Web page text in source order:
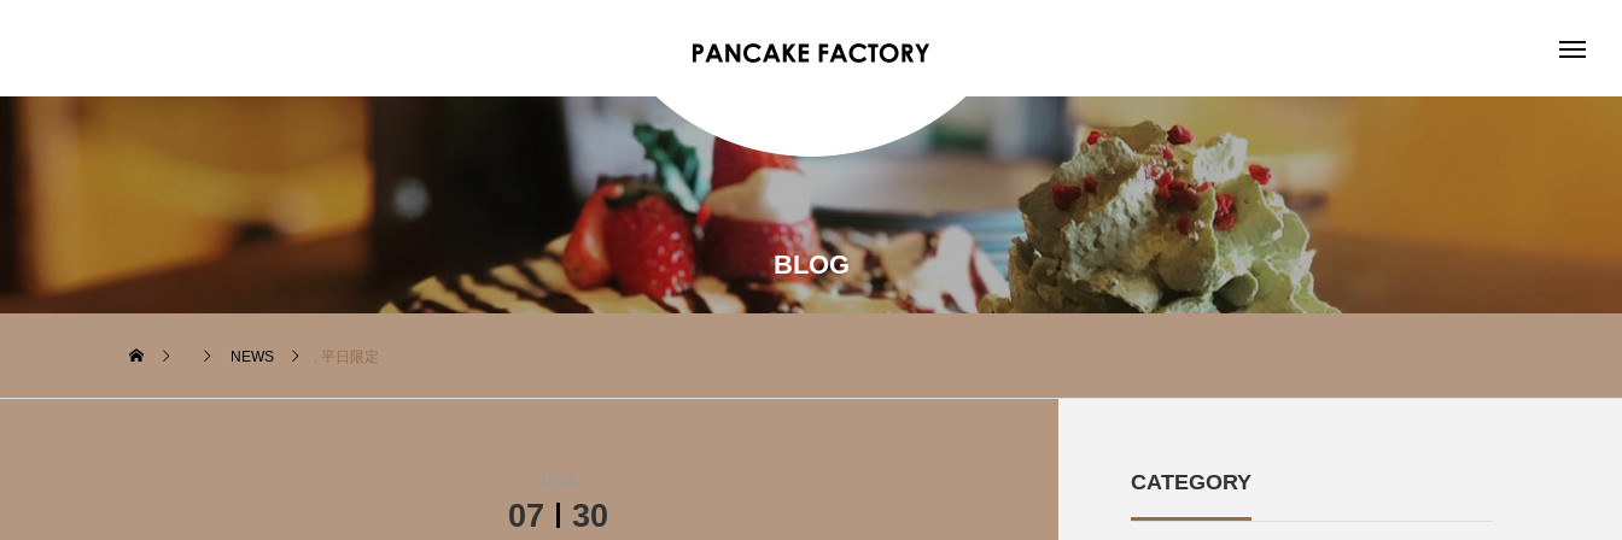
BLOG
NEWS . 平日限定️
2024
07 30
CATEGORY